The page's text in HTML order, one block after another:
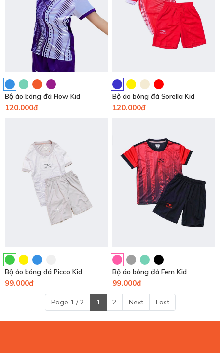
Bộ áo bóng đá Flow Kid
120.000đ
Bộ áo bóng đá Sorella Kid
120.000đ
Bộ áo bóng đá Picco Kid
99.000đ
Bộ áo bóng đá Fern Kid
99.000đ
Page 1 / 2 1 2 Next Last